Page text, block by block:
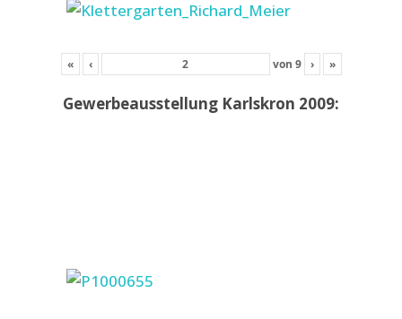
« ‹ von 9 › »
Gewerbeausstellung Karlskron 2009: